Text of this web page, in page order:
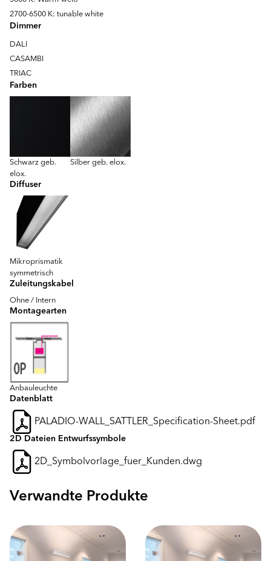
2700-6500 K: tunable white
Dimmer
DALI
CASAMBI
TRIAC
Farben
Schwarz geb.
elox.
Silber geb. elox.
Diffuser
Mikroprismatik
symmetrisch
Zuleitungskabel
Ohne / Intern
Montagearten
Anbauleuchte
Datenblatt
PALADIO-WALL_SATTLER_Specification-Sheet.pdf
2D Dateien Entwurfssymbole
2D_Symbolvorlage_fuer_Kunden.dwg
Verwandte Produkte